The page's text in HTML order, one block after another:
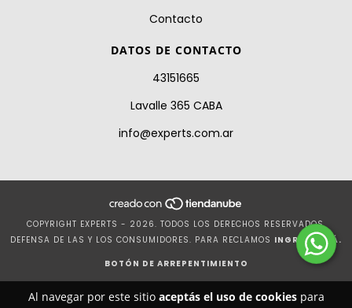
Al navegar por este sitio aceptás el uso de cookiespara
Contacto
DATOS DE CONTACTO
43151665
Lavalle 365 CABA
info@experts.com.ar
COPYRIGHT EXPERTS - 2026. TODOS LOS DERECHOS RESERVADOS.
DEFENSA DE LAS Y LOS CONSUMIDORES. PARA RECLAMOS INGRESÁ ACÁ.
BOTÓN DE ARREPENTIMIENTO